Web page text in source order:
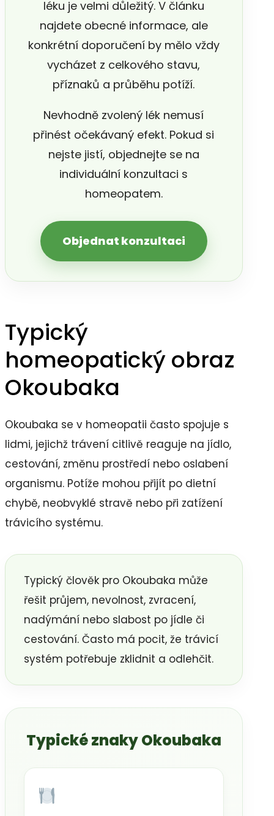
léku je velmi důležitý. V článku
najdete obecné informace, ale
konkrétní doporučení by mělo vždy
vycházet z celkového stavu,
příznaků a průběhu potíží.
Nevhodně zvolený lék nemusí
přinést očekávaný efekt. Pokud si
nejste jistí, objednejte se na
individuální konzultaci s
homeopatem.
Objednat konzultaci
Typický
homeopatický obraz
Okoubaka
Okoubaka se v homeopatii často spojuje s
lidmi, jejichž trávení citlivě reaguje na jídlo,
cestování, změnu prostředí nebo oslabení
organismu. Potíže mohou přijít po dietní
chybě, neobvyklé stravě nebo při zatížení
trávicího systému.
Typický člověk pro Okoubaka může
řešit průjem, nevolnost, zvracení,
nadýmání nebo slabost po jídle či
cestování. Často má pocit, že trávicí
systém potřebuje zklidnit a odlehčit.
Typické znaky Okoubaka